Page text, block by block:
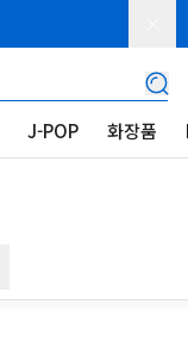
J-POP 화장품